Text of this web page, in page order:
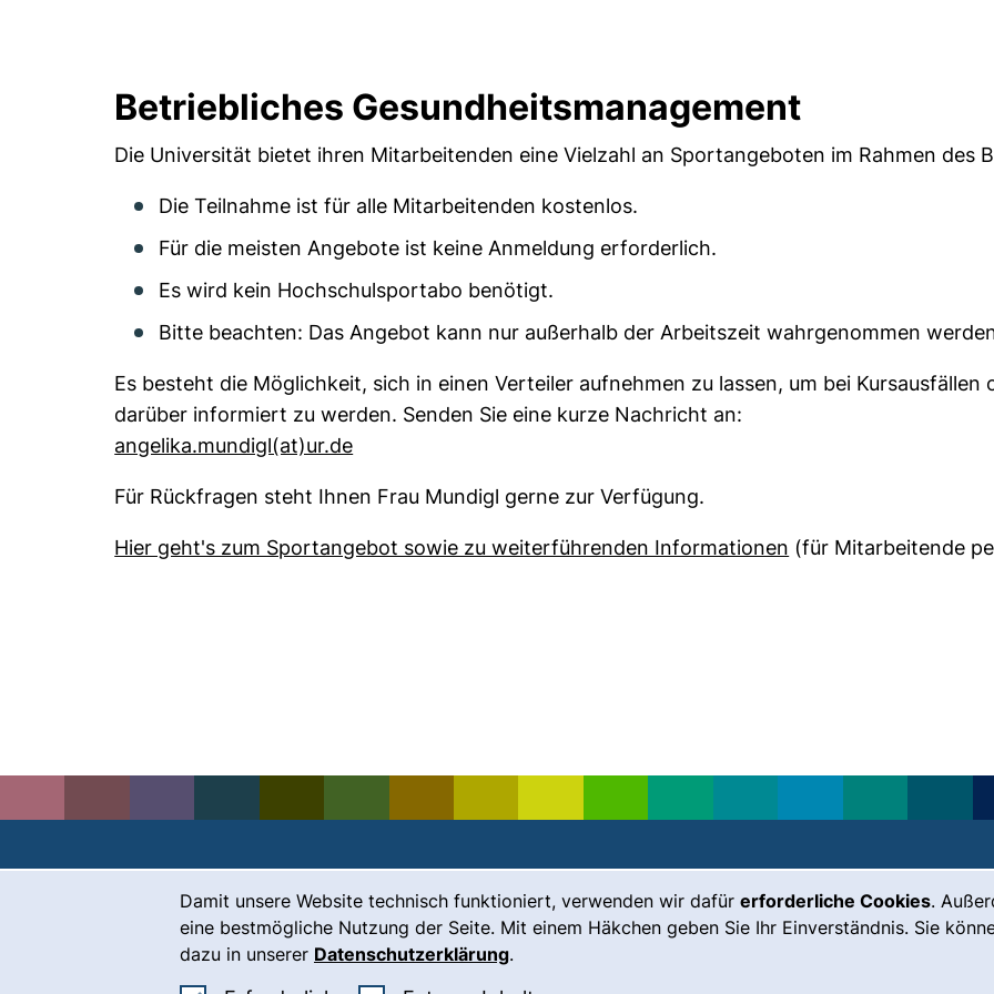
Damit unsere Website technisch funktioniert, verwenden wir dafür erforderliche Cookies.
eine bestmögliche Nutzung der Seite. Mit einem Häkchen geben Sie Ihr Einverständnis. Sie
dazu in unserer Datenschutzerklärung.
Betriebliches Gesundheitsmanagement
Die Universität bietet ihren Mitarbeitenden eine Vielzahl an Sportangeboten im Rahmen des
Die Teilnahme ist für alle Mitarbeitenden kostenlos.
Für die meisten Angebote ist keine Anmeldung erforderlich.
Es wird kein Hochschulsportabo benötigt.
Bitte beachten: Das Angebot kann nur außerhalb der Arbeitszeit wahrgenommen
Es besteht die Möglichkeit, sich in einen Verteiler aufnehmen zu lassen, um bei
darüber informiert zu werden. Senden Sie eine kurze Nachricht an:
angelika.mundigl​(at)​ur.de(öffnet Ihr E-Mail-Programm)
Für Rückfragen steht Ihnen Frau Mundigl gerne zur Verfügung.
Hier geht's zum Sportangebot sowie zu weiterführenden Informationen (externer Link,
(für Mitarbeitende
Kontakt
Karriere
Presse
Leichte Sprache
Gebärdensprache
Impressum